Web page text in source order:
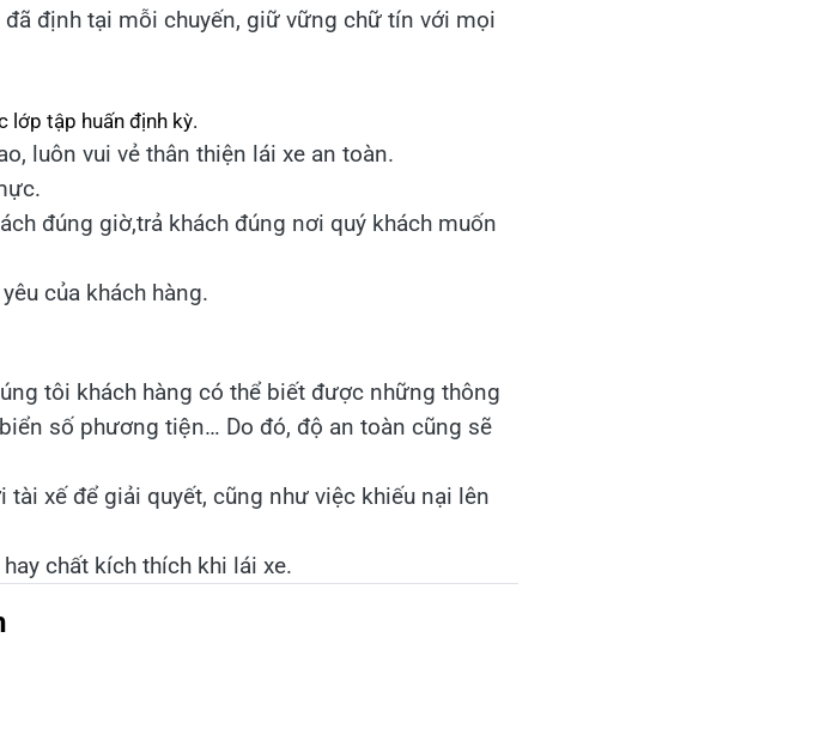
định tại mỗi chuyến, giữ vững chữ tín với mọi
lớp tập huấn định kỳ.
luôn vui vẻ thân thiện lái xe an toàn.
đúng giờ,trả khách đúng nơi quý khách muốn
của khách hàng.
tôi khách hàng có thể biết được những thông
số phương tiện… Do đó, độ an toàn cũng sẽ
xế để giải quyết, cũng như việc khiếu nại lên
chất kích thích khi lái xe.